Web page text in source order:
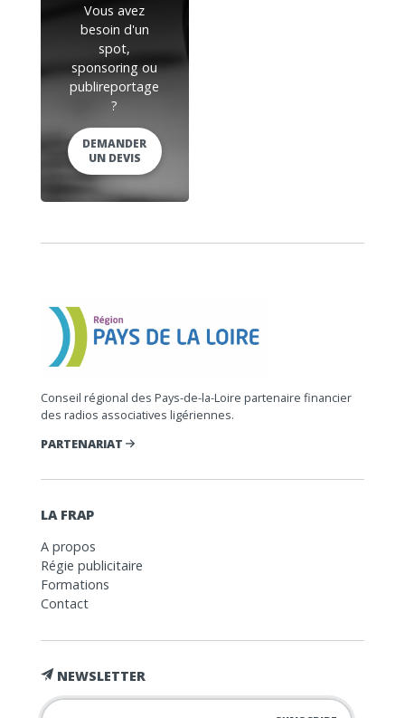
Vous avez
besoin d'un
spot,
sponsoring ou
publireportage
?
DEMANDER
UN DEVIS
Conseil régional des Pays-de-la-Loire partenaire financier
des radios associatives ligériennes.
PARTENARIAT
LA FRAP
A propos
Régie publicitaire
Formations
Contact
NEWSLETTER